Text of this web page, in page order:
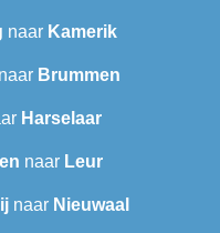
naar Kamerik
naar Brummen
Harselaar
naar Leur
naar Nieuwaal